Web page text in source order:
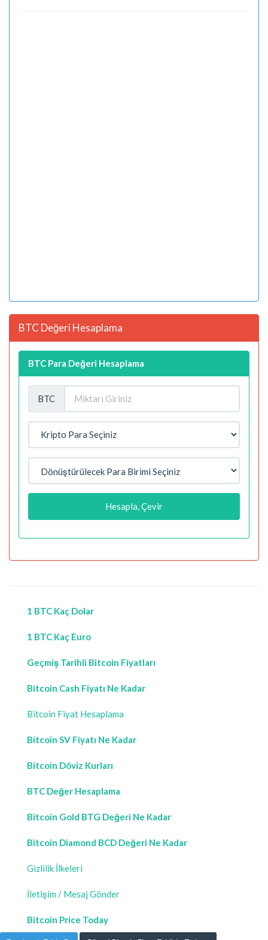
BTC Değeri Hesaplama
BTC Para Değeri Hesaplama
BTC
Hesapla, Çevir
1 BTC Kaç Dolar
1 BTC Kaç Euro
Geçmiş Tarihli Bitcoin Fiyatları
Bitcoin Cash Fiyatı Ne Kadar
Bitcoin Fiyat Hesaplama
Bitcoin SV Fiyatı Ne Kadar
Bitcoin Döviz Kurları
BTC Değer Hesaplama
Bitcoin Gold BTG Değeri Ne Kadar
Bitcoin Diamond BCD Değeri Ne Kadar
Gizlilik İlkeleri
İletişim / Mesaj Gönder
Bitcoin Price Today